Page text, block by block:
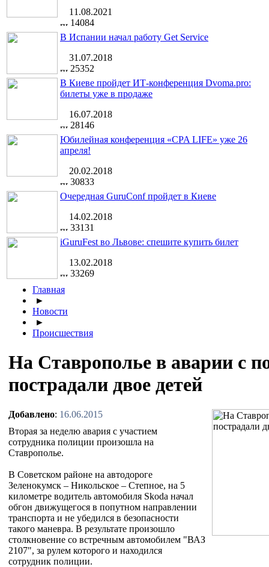
11.08.2021
14084
В Испании начал работу Get Service
31.07.2018
25352
В Киеве пройдет ИТ-конференция Dvoma.pro:
билеты уже в продаже
16.07.2018
28146
Юбилейная конференция «CPA LIFE» уже 26
апреля!
20.02.2018
30833
Очередная GuruConf пройдет в Киеве
14.02.2018
33131
iGuruFest во Львове: спешите купить билет
13.02.2018
33269
Главная
►
Новости
►
Происшествия
На Ставрополье в аварии с
пострадали двое детей
Добавлено: 16.06.2015
Вторая за неделю авария с участием
сотрудника полиции произошла на
Ставрополье.
В Советском районе на автодороге
Зеленокумск – Никольское – Степное, на 5
километре водитель автомобиля Skoda начал
обгон движущегося в попутном направлении
транспорта и не убедился в безопасности
такого маневра. В результате произошло
столкновение со встречным автомобилем "ВАЗ
2107", за рулем которого и находился
сотрудник полиции.